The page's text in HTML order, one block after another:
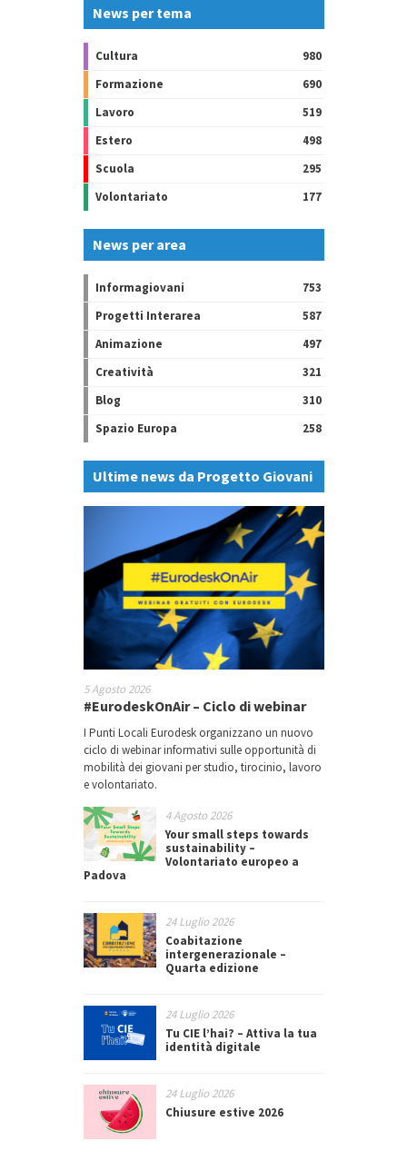
News per tema
Cultura
980
Formazione
690
Lavoro
519
Estero
498
Scuola
295
Volontariato
177
News per area
Informagiovani
753
Progetti Interarea
587
Animazione
497
Creatività
321
Blog
310
Spazio Europa
258
Ultime news da Progetto Giovani
5 Agosto 2026
#EurodeskOnAir – Ciclo di webinar
I Punti Locali Eurodesk organizzano un nuovo
ciclo di webinar informativi sulle opportunità di
mobilità dei giovani per studio, tirocinio, lavoro
e volontariato.
4 Agosto 2026
Your small steps towards
sustainability –
Volontariato europeo a
Padova
24 Luglio 2026
Coabitazione
intergenerazionale –
Quarta edizione
24 Luglio 2026
Tu CIE l’hai? – Attiva la tua
identità digitale
24 Luglio 2026
Chiusure estive 2026